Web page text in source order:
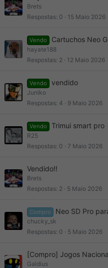
Brets
Respostas 0 15 Maio 2026
Vendo Cartuchos Neo
hayate188
Respostas 2 12 Maio 2026
Vendo vendido
Juniko
Respostas 4 9 Maio 2026
Vendo Trimui smart pro
R25
Respostas 0 7 Maio 2026
Vendido!!
Brets
Respostas 2 5 Maio 2026
Compro Neo SD Pro
chucky_sk
Respostas 0 5 Maio 2026
[Compro] Jogos
Galdius